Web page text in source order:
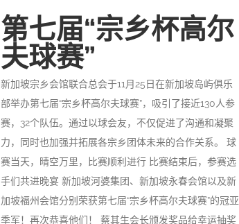
第七届“宗乡杯高尔
夫球赛”
新加坡宗乡会馆联合总会于11月25日在新加坡岛屿俱乐
部举办第七届“宗乡杯高尔夫球赛”，吸引了接近130人参
赛，32个队伍。通过以球会友，不仅促进了沟通和凝聚
力，同时也加强并拓展各宗乡团体未来的合作关系。 球
赛当天，晴空万里，比赛顺利进行 比赛结束后，参赛选
手们共进晚宴 新加坡河婆集团、新加坡永春会馆以及新
加坡福州会馆分别荣获第七届“宗乡杯高尔夫球赛”的冠亚
季军！再次恭喜他们！ 蔡其生会长颁发奖品给幸运抽奖